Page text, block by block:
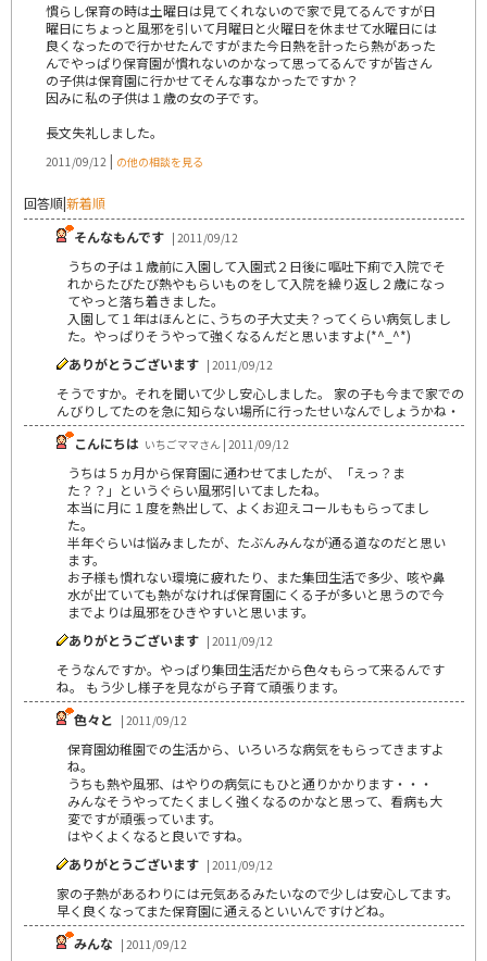
慣らし保育の時は土曜日は見てくれないので家で見てるんですが日
曜日にちょっと風邪を引いて月曜日と火曜日を休ませて水曜日には
良くなったので行かせたんですがまた今日熱を計ったら熱があった
んでやっぱり保育園が慣れないのかなって思ってるんですが皆さん
の子供は保育園に行かせてそんな事なかったですか？
因みに私の子供は１歳の女の子です。
長文失礼しました。
2011/09/12 | の他の相談を見る
回答順|新着順
そんなもんです | 2011/09/12
うちの子は１歳前に入園して入園式２日後に嘔吐下痢で入院でそ
れからたびたび熱やもらいものをして入院を繰り返し２歳になっ
てやっと落ち着きました。
入園して１年はほんとに､うちの子大丈夫？ってくらい病気しまし
た。やっぱりそうやって強くなるんだと思いますよ(*^_^*)
ありがとうございます | 2011/09/12
そうですか。それを聞いて少し安心しました。 家の子も今まで家での
んびりしてたのを急に知らない場所に行ったせいなんでしょうかね・
こんにちは いちごママさん | 2011/09/12
うちは５ヵ月から保育園に通わせてましたが、「えっ？ま
た？？」というぐらい風邪引いてましたね。
本当に月に１度を熱出して、よくお迎えコールももらってまし
た。
半年ぐらいは悩みましたが、たぶんみんなが通る道なのだと思い
ます。
お子様も慣れない環境に疲れたり、また集団生活で多少、咳や鼻
水が出ていても熱がなければ保育園にくる子が多いと思うので今
までよりは風邪をひきやすいと思います。
ありがとうございます | 2011/09/12
そうなんですか。やっぱり集団生活だから色々もらって来るんです
ね。 もう少し様子を見ながら子育て頑張ります。
色々と
| 2011/09/12
保育園幼稚園での生活から、いろいろな病気をもらってきますよ
ね。
うちも熱や風邪、はやりの病気にもひと通りかかります・・・
みんなそうやってたくましく強くなるのかなと思って、看病も大
変ですが頑張っています。
はやくよくなると良いですね。
ありがとうございます | 2011/09/12
家の子熱があるわりには元気あるみたいなので少しは安心してます。
早く良くなってまた保育園に通えるといいんですけどね。
みんな | 2011/09/12